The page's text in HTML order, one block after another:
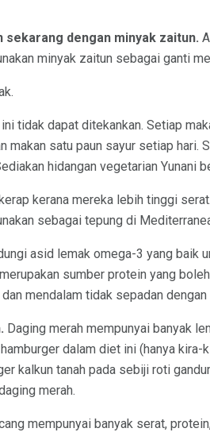
sekarang dengan minyak zaitun.
minyak zaitun sebagai ganti
ini tidak dapat ditekankan. Setiap
makan satu paun sayur setiap hari.
hidangan vegetarian Yunani
kerana mereka lebih tinggi
sebagai tepung di
asid lemak omega-3 yang baik
sumber protein yang
mendalam tidak sepadan
Daging merah mempunyai banyak
dalam diet ini (hanya
kalkun tanah pada sebiji roti
merah.
mempunyai banyak serat,